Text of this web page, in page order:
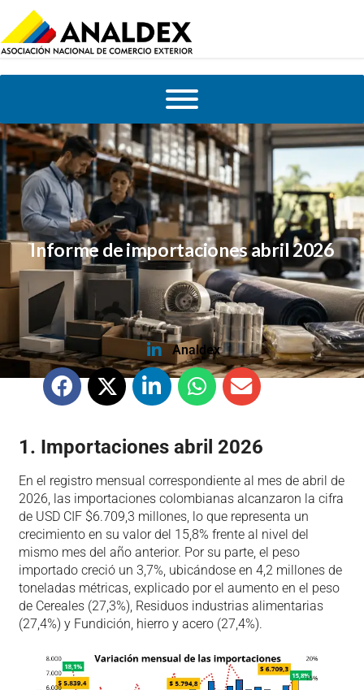
Informe de importaciones abril 2026
Analdex
1. Importaciones abril 2026
En el registro mensual correspondiente al mes de abril de
2026, las importaciones colombianas alcanzaron la cifra
de USD CIF $6.709,3 millones, lo que representa un
crecimiento en su valor del 15,8% frente al nivel del
mismo mes del año anterior. Por su parte, el peso
importado creció un 3,7%, ubicándose en 4,2 millones de
toneladas métricas, explicado por el aumento en el peso
de Cereales (27,3%), Residuos industrias alimentarias
(27,4%) y Fundición, hierro y acero (27,4%).